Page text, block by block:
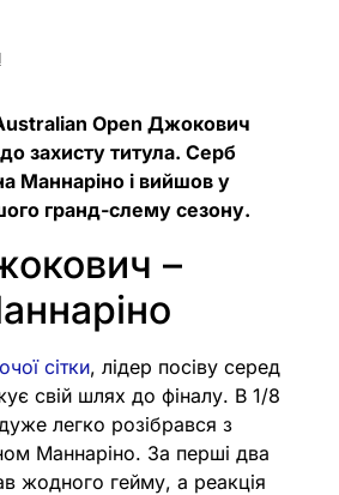
Open Джокович
захисту титула. Серб
Маннаріно і вийшов у
гранд-слему сезону.
–
сітки, лідер посіву серед
свій шлях до фіналу. В 1/8
легко розібрався з
Маннаріно. За перші два
жодного гейму, а реакція